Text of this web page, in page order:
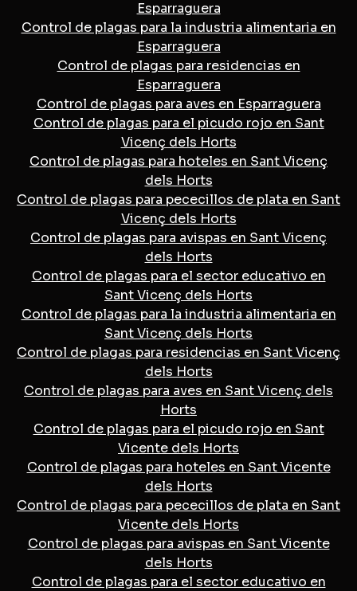
Esparraguera
Control de plagas para la industria alimentaria en
Esparraguera
Control de plagas para residencias en
Esparraguera
Control de plagas para aves en Esparraguera
Control de plagas para el picudo rojo en Sant
Vicenç dels Horts
Control de plagas para hoteles en Sant Vicenç
dels Horts
Control de plagas para pececillos de plata en Sant
Vicenç dels Horts
Control de plagas para avispas en Sant Vicenç
dels Horts
Control de plagas para el sector educativo en
Sant Vicenç dels Horts
Control de plagas para la industria alimentaria en
Sant Vicenç dels Horts
Control de plagas para residencias en Sant Vicenç
dels Horts
Control de plagas para aves en Sant Vicenç dels
Horts
Control de plagas para el picudo rojo en Sant
Vicente dels Horts
Control de plagas para hoteles en Sant Vicente
dels Horts
Control de plagas para pececillos de plata en Sant
Vicente dels Horts
Control de plagas para avispas en Sant Vicente
dels Horts
Control de plagas para el sector educativo en